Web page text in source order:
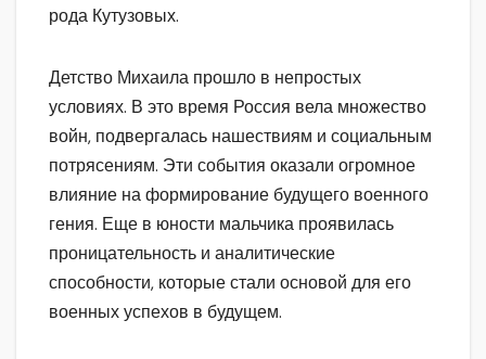
рода Кутузовых.
Детство Михаила прошло в непростых
условиях. В это время Россия вела множество
войн, подвергалась нашествиям и социальным
потрясениям. Эти события оказали огромное
влияние на формирование будущего военного
гения. Еще в юности мальчика проявилась
проницательность и аналитические
способности, которые стали основой для его
военных успехов в будущем.